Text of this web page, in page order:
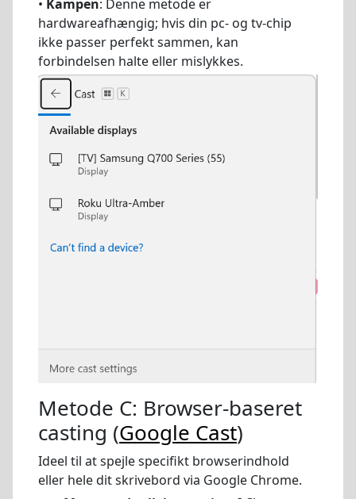
• Kampen: Denne metode er
hardwareafhængig; hvis din pc- og tv-chip
ikke passer perfekt sammen, kan
forbindelsen halte eller mislykkes.
Metode C: Browser-baseret
casting (Google Cast)
Ideel til at spejle specifikt browserindhold
eller hele dit skrivebord via Google Chrome.